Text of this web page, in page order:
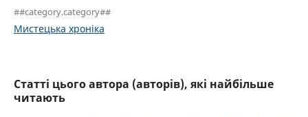
##category.category##
Мистецька хроніка
Статті цього автора (авторів), які найбільше
читають